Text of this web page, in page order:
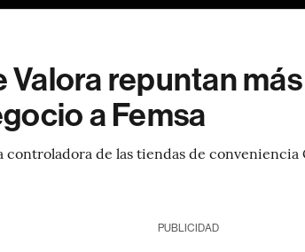
Valora repuntan
a Femsa
controladora de las tiendas de conveniencia
PUBLICIDAD